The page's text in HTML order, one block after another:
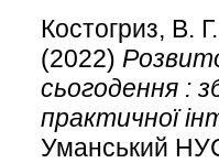
Костогриз, В. Г.
(2022)
сьогодення :
практичної
Уманський